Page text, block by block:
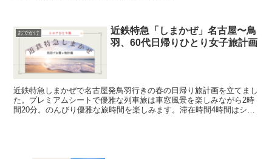
おでかけ
近鉄特急「しまかぜ」名古屋〜鳥
羽、60代日帰りひとり女子旅計画
近鉄特急しまかぜで名古屋発鳥羽行きの春の日帰り旅計画を立てまし
た。プレミアムシートで優雅な列車旅は車窓風景を楽しみながら2時
間20分。のんびり優雅な旅時間を楽しみます。滞在時間4時間はシニ